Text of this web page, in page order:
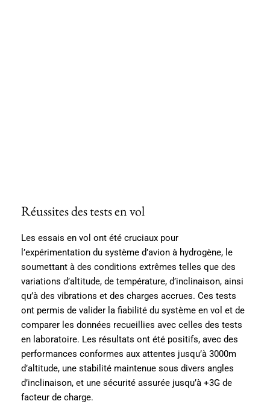
Réussites des tests en vol
Les essais en vol ont été cruciaux pour
l’expérimentation du système d’avion à hydrogène, le
soumettant à des conditions extrêmes telles que des
variations d’altitude, de température, d’inclinaison, ainsi
qu’à des vibrations et des charges accrues. Ces tests
ont permis de valider la fiabilité du système en vol et de
comparer les données recueillies avec celles des tests
en laboratoire. Les résultats ont été positifs, avec des
performances conformes aux attentes jusqu’à 3000m
d’altitude, une stabilité maintenue sous divers angles
d’inclinaison, et une sécurité assurée jusqu’à +3G de
facteur de charge.